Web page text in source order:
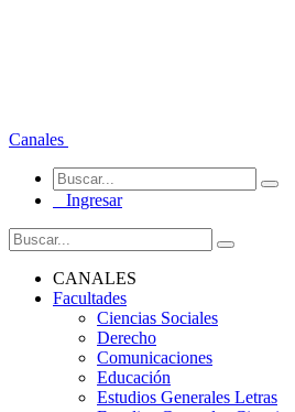
Canales
Ingresar
CANALES
Facultades
Ciencias Sociales
Derecho
Comunicaciones
Educación
Estudios Generales Letras